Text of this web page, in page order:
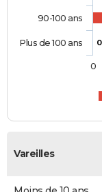
0
90-100 ans
Plus de 100 ans
0
Vareilles